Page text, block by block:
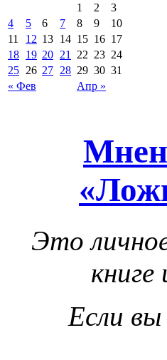
« Фев Апр »
1 2
3
4
5 6 7 8 9
10
11
12 13 14 15 16 17
18 19 20 21 22 23 24
25 26 27 28 29 30 31
Это
Если